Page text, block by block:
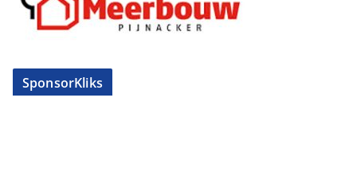
SponsorKliks